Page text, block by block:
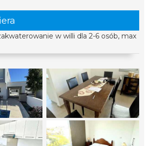
w willi dla 2-6 osób, max